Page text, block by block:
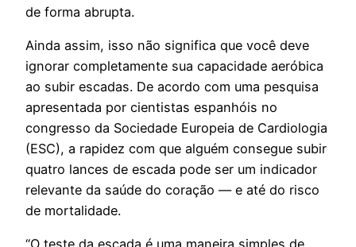
de forma abrupta.
Ainda assim, isso não significa que você deve
ignorar completamente sua capacidade aeróbica
ao subir escadas. De acordo com uma pesquisa
apresentada por cientistas espanhóis no
congresso da Sociedade Europeia de Cardiologia
(ESC), a rapidez com que alguém consegue subir
quatro lances de escada pode ser um indicador
relevante da saúde do coração — e até do risco
de mortalidade.